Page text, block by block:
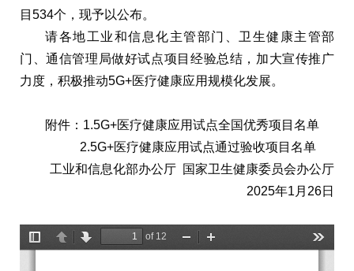
目534个，现予以公布。
请各地工业和信息化主管部门、卫生健康主管部
门、通信管理局做好试点项目经验总结，加大宣传推广
力度，积极推动5G+医疗健康应用规模化发展。
附件：1.5G+医疗健康应用试点全国优秀项目名单
2.5G+医疗健康应用试点通过验收项目名单
工业和信息化部办公厅 国家卫生健康委员会办公厅
2025年1月26日